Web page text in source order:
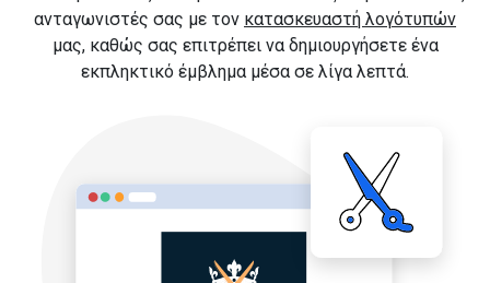
ανταγωνιστές σας με τον κατασκευαστή λογότυπών
μας, καθώς σας επιτρέπει να δημιουργήσετε ένα
εκπληκτικό έμβλημα μέσα σε λίγα λεπτά.